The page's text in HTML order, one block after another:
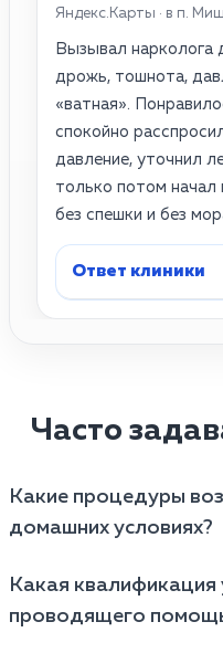
Яндекс.Карты · в п.
Вызывал нарколога
дрожь, тошнота,
«ватная».
спокойно
давление, уточнил
только потом начал
без спешки и без
Ответ клиники
Часто
Какие процедуры
домашних условиях?
процедур, таких как
оценка состояния
Какая квалификация
проводящего